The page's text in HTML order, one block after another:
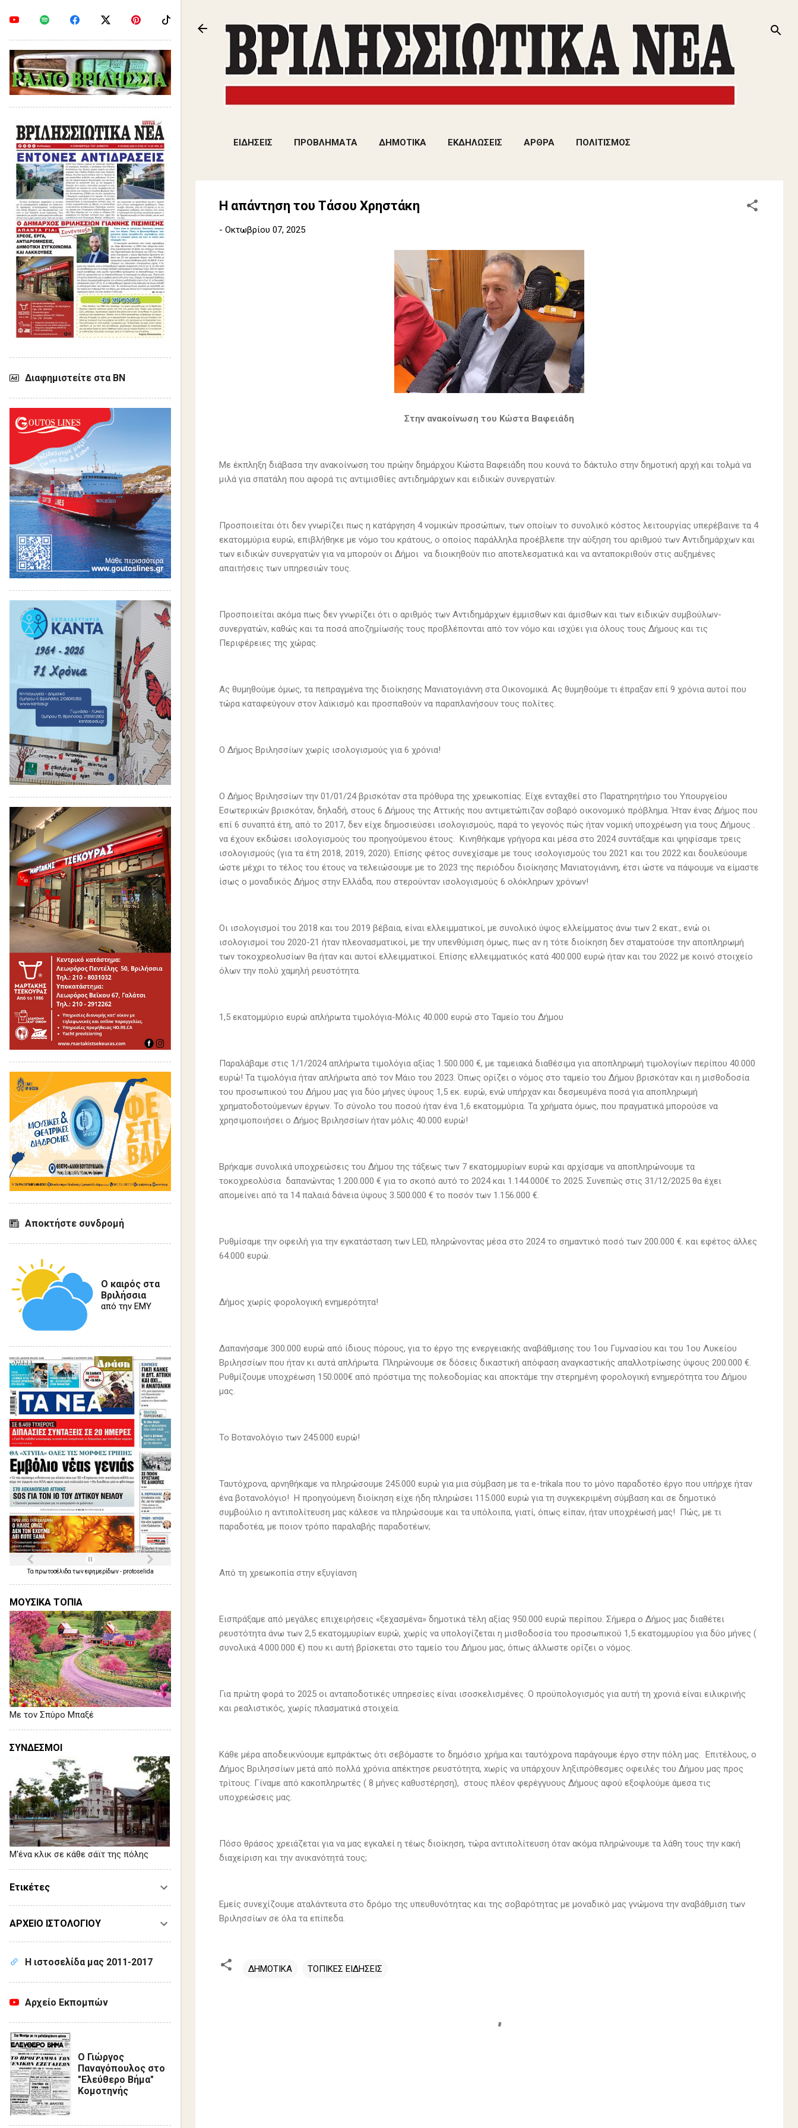
ΕΙΔΗΣΕΙΣ ΠΡΟΒΛΗΜΑΤΑ ΔΗΜΟΤΙΚΑ ΕΚΔΗΛΩΣΕΙΣ ΑΡΘΡΑ ΠΟΛΙΤΙΣΜΟΣ
Η απάντηση του Τάσου Χρηστάκη
- Οκτωβρίου 07, 2025
Στην ανακοίνωση του Κώστα Βαφειάδη
Με έκπληξη διάβασα την ανακοίνωση του πρώην δημάρχου Κώστα Βαφειάδη που κουνά το δάκτυλο στην δημοτική αρχή και τολμά να
μιλά για σπατάλη που αφορά τις αντιμισθίες αντιδημάρχων και ειδικών συνεργατών.
Προσποιείται ότι δεν γνωρίζει πως η κατάργηση 4 νομικών προσώπων, των οποίων το συνολικό κόστος λειτουργίας υπερέβαινε τα 4
εκατομμύρια ευρώ, επιβλήθηκε με νόμο του κράτους, ο οποίος παράλληλα προέβλεπε την αύξηση του αριθμού των Αντιδημάρχων και
των ειδικών συνεργατών για να μπορούν οι Δήμοι να διοικηθούν πιο αποτελεσματικά και να ανταποκριθούν στις αυξημένες
απαιτήσεις των υπηρεσιών τους.
Προσποιείται ακόμα πως δεν γνωρίζει ότι ο αριθμός των Αντιδημάρχων έμμισθων και άμισθων και των ειδικών συμβούλων-
συνεργατών, καθώς και τα ποσά αποζημίωσής τους προβλέπονται από τον νόμο και ισχύει για όλους τους Δήμους και τις
Περιφέρειες της χώρας.
Ας θυμηθούμε όμως, τα πεπραγμένα της διοίκησης Μανιατογιάννη στα Οικονομικά. Ας θυμηθούμε τι έπραξαν επί 9 χρόνια αυτοί που
τώρα καταφεύγουν στον λαϊκισμό και προσπαθούν να παραπλανήσουν τους πολίτες.
Ο Δήμος Βριλησσίων χωρίς ισολογισμούς για 6 χρόνια!
Ο Δήμος Βριλησσίων την 01/01/24 βρισκόταν στα πρόθυρα της χρεωκοπίας. Είχε ενταχθεί στο Παρατηρητήριο του Υπουργείου
Εσωτερικών βρισκόταν, δηλαδή, στους 6 Δήμους της Αττικής που αντιμετώπιζαν σοβαρό οικονομικό πρόβλημα. Ήταν ένας Δήμος που
επί 6 συναπτά έτη, από το 2017, δεν είχε δημοσιεύσει ισολογισμούς, παρά το γεγονός πώς ήταν νομική υποχρέωση για τους Δήμους .
να έχουν εκδώσει ισολογισμούς του προηγούμενου έτους. Κινηθήκαμε γρήγορα και μέσα στο 2024 συντάξαμε και ψηφίσαμε τρεις
ισολογισμούς (για τα έτη 2018, 2019, 2020). Επίσης φέτος συνεχίσαμε με τους ισολογισμούς του 2021 και του 2022 και δουλεύουμε
ώστε μέχρι το τέλος του έτους να τελειώσουμε με το 2023 της περιόδου διοίκησης Μανιατογιάννη, έτσι ώστε να πάψουμε να είμαστε
ίσως ο μοναδικός Δήμος στην Ελλάδα, που στερούνταν ισολογισμούς 6 ολόκληρων χρόνων!
Οι ισολογισμοί του 2018 και του 2019 βέβαια, είναι ελλειμματικοί, με συνολικό ύψος ελλείμματος άνω των 2 εκατ., ενώ οι
ισολογισμοί του 2020-21 ήταν πλεονασματικοί, με την υπενθύμιση όμως, πως αν η τότε διοίκηση δεν σταματούσε την αποπληρωμή
των τοκοχρεολυσίων θα ήταν και αυτοί ελλειμματικοί. Επίσης ελλειμματικός κατά 400.000 ευρώ ήταν και του 2022 με κοινό στοιχείο
όλων την πολύ χαμηλή ρευστότητα.
1,5 εκατομμύριο ευρώ απλήρωτα τιμολόγια-Μόλις 40.000 ευρώ στο Ταμείο του Δήμου
Παραλάβαμε στις 1/1/2024 απλήρωτα τιμολόγια αξίας 1.500.000 €, με ταμειακά διαθέσιμα για αποπληρωμή τιμολογίων περίπου 40.000
ευρώ! Τα τιμολόγια ήταν απλήρωτα από τον Μάιο του 2023. Όπως ορίζει ο νόμος στο ταμείο του Δήμου βρισκόταν και η μισθοδοσία
του προσωπικού του Δήμου μας για δύο μήνες ύψους 1,5 εκ. ευρώ, ενώ υπήρχαν και δεσμευμένα ποσά για αποπληρωμή
χρηματοδοτούμενων έργων. Το σύνολο του ποσού ήταν ένα 1,6 εκατομμύρια. Τα χρήματα όμως, που πραγματικά μπορούσε να
χρησιμοποιήσει ο Δήμος Βριλησσίων ήταν μόλις 40.000 ευρώ!
Βρήκαμε συνολικά υποχρεώσεις του Δήμου της τάξεως των 7 εκατομμυρίων ευρώ και αρχίσαμε να αποπληρώνουμε τα
τοκοχρεολύσια δαπανώντας 1.200.000 € για το σκοπό αυτό το 2024 και 1.144.000€ το 2025. Συνεπώς στις 31/12/2025 θα έχει
απομείνει από τα 14 παλαιά δάνεια ύψους 3.500.000 € το ποσόν των 1.156.000 €.
Ρυθμίσαμε την οφειλή για την εγκατάσταση των LED, πληρώνοντας μέσα στο 2024 το σημαντικό ποσό των 200.000 €. και εφέτος άλλες
64.000 ευρώ.
Δήμος χωρίς φορολογική ενημερότητα!
Δαπανήσαμε 300.000 ευρώ από ίδιους πόρους, για το έργο της ενεργειακής αναβάθμισης του 1ου Γυμνασίου και του 1ου Λυκείου
Βριλησσίων που ήταν κι αυτά απλήρωτα. Πληρώνουμε σε δόσεις δικαστική απόφαση αναγκαστικής απαλλοτρίωσης ύψους 200.000 €.
Ρυθμίζουμε υποχρέωση 150.000€ από πρόστιμα της πολεοδομίας και αποκτάμε την στερημένη φορολογική ενημερότητα του Δήμου
μας.
To Βοτανολόγιο των 245.000 ευρώ!
Ταυτόχρονα, αρνηθήκαμε να πληρώσουμε 245.000 ευρώ για μια σύμβαση με τα e-trikala που το μόνο παραδοτέο έργο που υπήρχε ήταν
ένα βοτανολόγιο! Η προηγούμενη διοίκηση είχε ήδη πληρώσει 115.000 ευρώ για τη συγκεκριμένη σύμβαση και σε δημοτικό
συμβούλιο η αντιπολίτευση μας κάλεσε να πληρώσουμε και τα υπόλοιπα, γιατί, όπως είπαν, ήταν υποχρέωσή μας! Πώς, με τι
παραδοτέα, με ποιον τρόπο παραλαβής παραδοτέων;
Από τη χρεωκοπία στην εξυγίανση
Εισπράξαμε από μεγάλες επιχειρήσεις «ξεχασμένα» δημοτικά τέλη αξίας 950.000 ευρώ περίπου. Σήμερα ο Δήμος μας διαθέτει
ρευστότητα άνω των 2,5 εκατομμυρίων ευρώ, χωρίς να υπολογίζεται η μισθοδοσία του προσωπικού 1,5 εκατομμυρίου για δύο μήνες (
συνολικά 4.000.000 €) που κι αυτή βρίσκεται στο ταμείο του Δήμου μας, όπως άλλωστε ορίζει ο νόμος.
Για πρώτη φορά το 2025 οι ανταποδοτικές υπηρεσίες είναι ισοσκελισμένες. Ο προϋπολογισμός για αυτή τη χρονιά είναι ειλικρινής
και ρεαλιστικός, χωρίς πλασματικά στοιχεία.
Κάθε μέρα αποδεικνύουμε εμπράκτως ότι σεβόμαστε το δημόσιο χρήμα και ταυτόχρονα παράγουμε έργο στην πόλη μας. Επιτέλους, ο
Δήμος Βριλησσίων μετά από πολλά χρόνια απέκτησε ρευστότητα, xωρίς να υπάρχουν ληξιπρόθεσμες οφειλές του Δήμου μας προς
τρίτους. Γίναμε από κακοπληρωτές ( 8 μήνες καθυστέρηση), στους πλέον φερέγγυους Δήμους αφού εξοφλούμε άμεσα τις
υποχρεώσεις μας.
Πόσο θράσος χρειάζεται για να μας εγκαλεί η τέως διοίκηση, τώρα αντιπολίτευση όταν ακόμα πληρώνουμε τα λάθη τους την κακή
διαχείριση και την ανικανότητά τους;
Εμείς συνεχίζουμε αταλάντευτα στο δρόμο της υπευθυνότητας και της σοβαρότητας με μοναδικό μας γνώμονα την αναβάθμιση των
Βριλησσίων σε όλα τα επίπεδα.
ΔΗΜΟΤΙΚΑ ΤΟΠΙΚΕΣ ΕΙΔΗΣΕΙΣ
Διαφημιστείτε στα ΒΝ
Αποκτήστε συνδρομή
Ο καιρός στα
Βριλήσσια
από την ΕΜΥ
Τα πρωτοσέλιδα τωνεφημερίδων- protoselida
ΜΟΥΣΙΚΑ ΤΟΠΙΑ
Με τον Σπύρο Μπαξέ
ΣΥΝΔΕΣΜΟΙ
Μ'ένα κλικ σε κάθε σάϊτ της πόλης
Ετικέτες
ΑΡΧΕΙΟ ΙΣΤΟΛΟΓΙΟΥ
Η ιστοσελίδα μας 2011-2017
Αρχείο Εκπομπών
Ο Γιώργος
Παναγόπουλος στο
"Ελεύθερο Βήμα"
Κομοτηνής